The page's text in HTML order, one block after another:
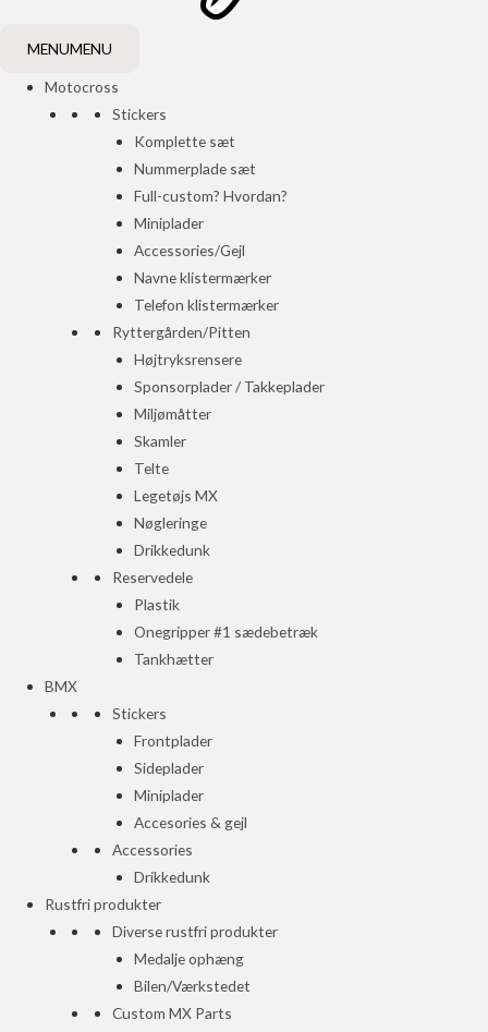
MENUMENU
Motocross
Stickers
Komplette sæt
Nummerplade sæt
Full-custom? Hvordan?
Miniplader
Accessories/Gejl
Navne klistermærker
Telefon klistermærker
Ryttergården/Pitten
Højtryksrensere
Sponsorplader / Takkeplader
Miljømåtter
Skamler
Telte
Legetøjs MX
Nøgleringe
Drikkedunk
Reservedele
Plastik
Onegripper #1 sædebetræk
Tankhætter
BMX
Stickers
Frontplader
Sideplader
Miniplader
Accesories & gejl
Accessories
Drikkedunk
Rustfri produkter
Diverse rustfri produkter
Medalje ophæng
Bilen/Værkstedet
Custom MX Parts